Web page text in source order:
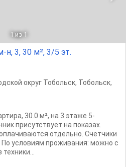
1 из 1
н, 3, 30 м², 3/5 эт.
округ Тобольск, Тобольск,
30.0 м², на 3 этаже 5-
присутствует на показах.
отдельно. Счетчики
условиям проживания: можно с